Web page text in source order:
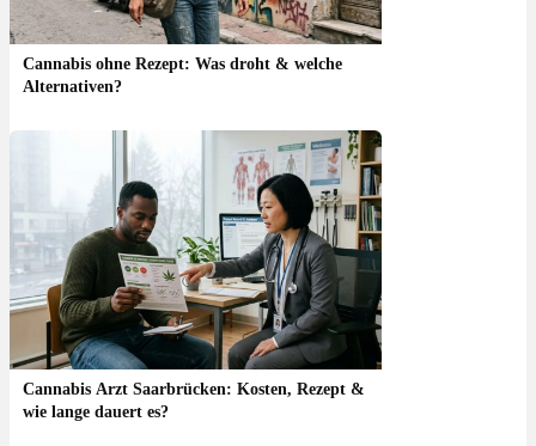
Cannabis ohne Rezept: Was droht & welche
Alternativen?
Cannabis Arzt Saarbrücken: Kosten, Rezept &
wie lange dauert es?